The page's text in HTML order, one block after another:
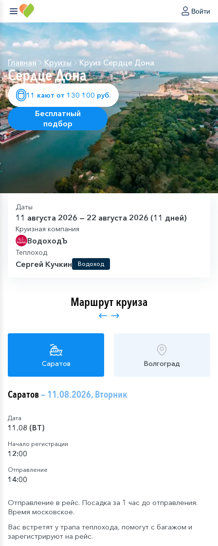
Войти
Главная Круизы Круиз Сердце Дона
Сердце Дона
11 кают от 130 100 руб.
Бесплатный
подбор
Даты
11 августа 2026 — 22 августа 2026 (11 дней)
Круизная компания
ВодоходЪ
Теплоход
Сергей Кучкин Водоход
Маршрут круиза
Саратов Волгоград
Саратов— 11.08.2026, Вторник
Дата
11.08 (ВТ)
Начало регистрации
12:00
Отправление
14:00
Отправление в рейс. Посадка за 1 час до отправления.
Время московское.
Вас встретят у трапа теплохода, помогут с багажом и
зарегистрируют на рейс.